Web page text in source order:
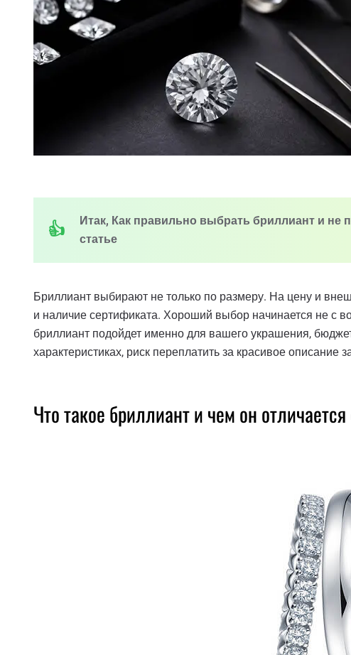
Итак, Как правильно выбрать бриллиант и не
статье
Бриллиант выбирают не только по размеру. На цену и
и наличие сертификата. Хороший выбор начинается не с
бриллиант подойдет именно для вашего украшения,
характеристиках, риск переплатить за красивое описание
Что такое бриллиант и чем он